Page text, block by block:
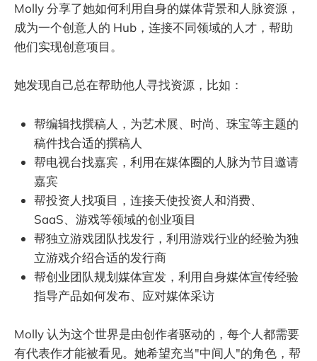
Molly 分享了她如何利用自身的媒体背景和人脉资源，
成为一个创意人的 Hub，连接不同领域的人才，帮助
他们实现创意项目。
她发现自己总在帮助他人寻找资源，比如：
帮编辑找撰稿人，为艺术展、时尚、珠宝等主题的
稿件找合适的撰稿人
帮电视台找嘉宾，利用在媒体圈的人脉为节目邀请
嘉宾
帮投资人找项目，连接天使投资人和消费、
SaaS、游戏等领域的创业项目
帮独立游戏团队找发行，利用游戏行业的经验为独
立游戏介绍合适的发行商
帮创业团队规划媒体宣发，利用自身媒体宣传经验
指导产品如何发布、应对媒体采访
Molly 认为这个世界是由创作者驱动的，每个人都需要
有代表作才能被看见。她希望充当"中间人"的角色，帮